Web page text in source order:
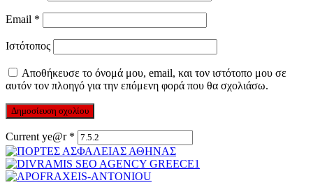
Email *
Ιστότοπος
Αποθήκευσε το όνομά μου, email, και τον ιστότοπο μου σε
αυτόν τον πλοηγό για την επόμενη φορά που θα σχολιάσω.
Current ye@r *